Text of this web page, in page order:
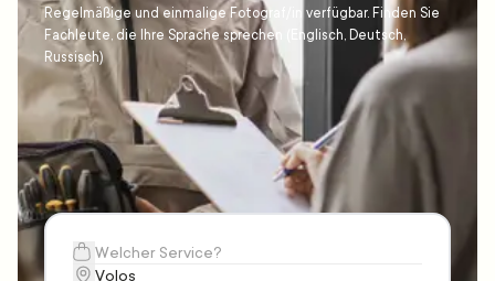
Regelmäßige und einmalige Fotograf/in verfügbar. Finden Sie
Fachleute, die Ihre Sprache sprechen (Englisch, Deutsch,
Russisch)